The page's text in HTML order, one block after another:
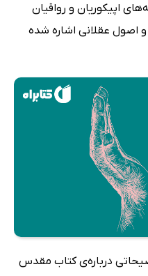
اپیکوریان و رواقیان
اصول عقلانی اشاره شده
درباره‌ی کتاب مقدس